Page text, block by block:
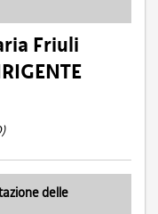
Friuli
delle